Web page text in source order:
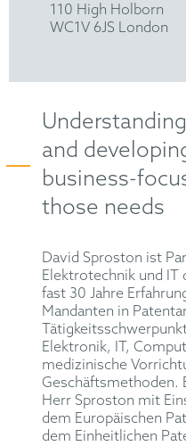
110 High Holborn
WC1V 6JS London
and
business-
those needs
David Sproston ist
Elektrotechnik und IT
fast 30 Jahre
Mandanten in
Elektronik, IT,
medizinische
Geschäftsmethoden.
Herr Sproston mit
dem Europäischen
dem Einheitlichen